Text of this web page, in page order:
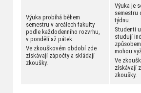
Výuka probíhá během
semestru v areálech fakulty
podle každodenního rozvrhu,
v pondělí až pátek.
Ve zkouškovém období zde
získávají zápočty a skládají
zkoušky.
Výuka je
semestru
týdnu.
Studenti
studují
mohou
Ve
získávají
zkoušky.